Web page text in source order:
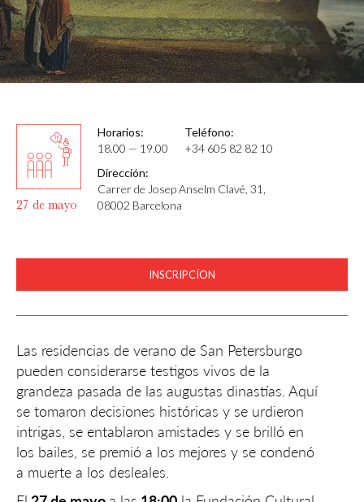
27 de mayo
Horarios:
18.00 — 19.00
Teléfono:
+34 605 82 82 10
Dirección:
Carrer de Josep Anselm Clavé, 31,
08002 Barcelona
INSCRIPCÍON
Las residencias de verano de San Petersburgo
pueden considerarse testigos vivos de la
grandeza pasada de las augustas dinastías. Aquí
se tomaron decisiones históricas y se urdieron
intrigas, se entablaron amistades y se brilló en
los bailes, se premió a los mejores y se condenó
a muerte a los desleales.